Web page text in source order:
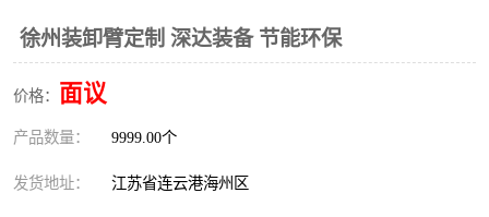
徐州装卸臂定制 深达装备 节能环保
价格： 面议
产品数量： 9999.00个
发货地址： 江苏省连云港海州区